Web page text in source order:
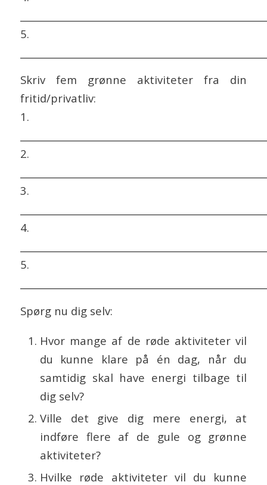
5.
Skriv fem grønne aktiviteter fra din
fritid/privatliv:
1.
2.
3.
4.
5.
Spørg nu dig selv:
Hvor mange af de røde aktiviteter vil
du kunne klare på én dag, når du
samtidig skal have energi tilbage til
dig selv?
Ville det give dig mere energi, at
indføre flere af de gule og grønne
aktiviteter?
Hvilke røde aktiviteter vil du kunne